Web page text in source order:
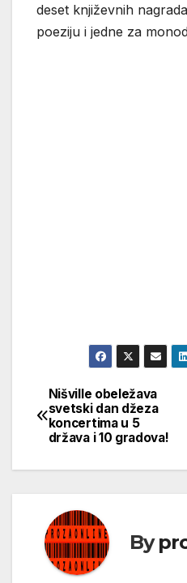
deset književnih
poeziju i jedne za
Кретање
чланка
Nišville obeležava
svetski dan džeza
koncertima u 5
država i 10 gradova!
By